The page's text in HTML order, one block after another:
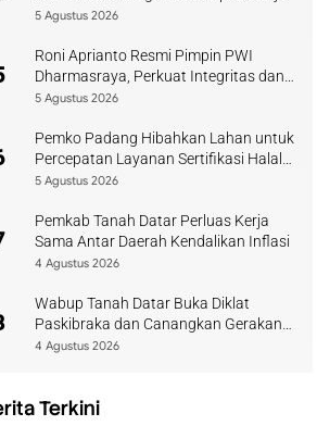
Kuranji
5 Agustus 2026
Roni Aprianto Resmi Pimpin PWI
Dharmasraya, Perkuat Integritas dan
Kompetensi Jurnalis
5 Agustus 2026
Pemko Padang Hibahkan Lahan untuk
Percepatan Layanan Sertifikasi Halal
di Sumbar
5 Agustus 2026
Pemkab Tanah Datar Perluas Kerja
Sama Antar Daerah Kendalikan Inflasi
4 Agustus 2026
Wabup Tanah Datar Buka Diklat
Paskibraka dan Canangkan Gerakan
Bendera
4 Agustus 2026
Terkini